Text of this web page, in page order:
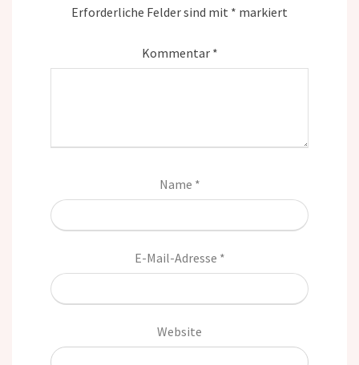
Erforderliche Felder sind mit * markiert
Kommentar *
Name *
E-Mail-Adresse *
Website